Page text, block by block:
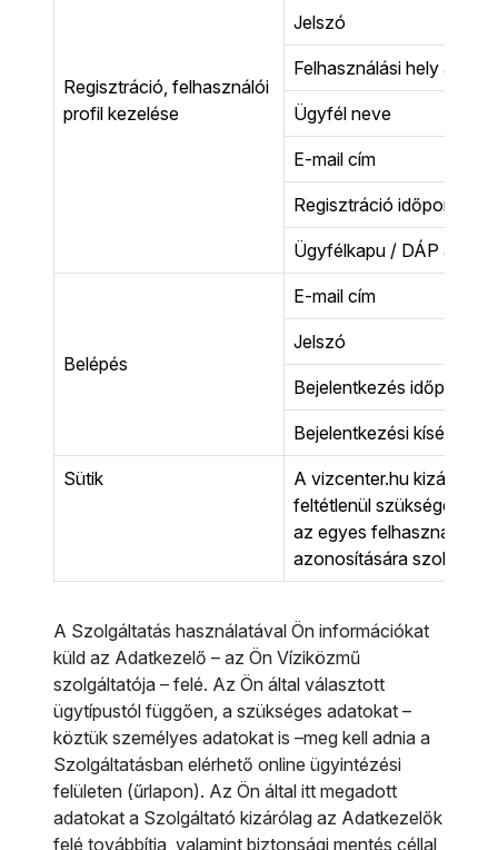
Regisztráció, felhasználói
profil kezelése
Jelszó
Felhasználási hely
Ügyfél neve
E-mail cím
Regisztráció időpontja
Ügyfélkapu / DÁP
Belépés
E-mail cím
Jelszó
Bejelentkezés időpontja
Bejelentkezési kísérletek
Sütik
A vizcenter.hu kizárólag
feltétlenül szükséges és
az egyes felhasználói
azonosítására szolgáló
A Szolgáltatás használatával Ön információkat
küld az Adatkezelő – az Ön Víziközmű
szolgáltatója – felé. Az Ön által választott
ügytípustól függően, a szükséges adatokat –
köztük személyes adatokat is –meg kell adnia a
Szolgáltatásban elérhető online ügyintézési
felületen (űrlapon). Az Ön által itt megadott
adatokat a Szolgáltató kizárólag az Adatkezelők
felé továbbítja, valamint biztonsági mentés céllal